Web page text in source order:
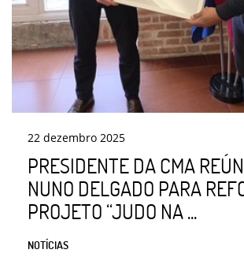
22 dezembro 2025
PRESIDENTE DA CMA
NUNO DELGADO PARA
PROJETO “JUDO NA ...
NOTÍCIAS